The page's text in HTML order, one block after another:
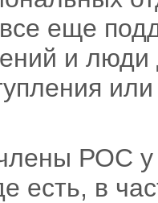
еще
и
РОС
есть, в